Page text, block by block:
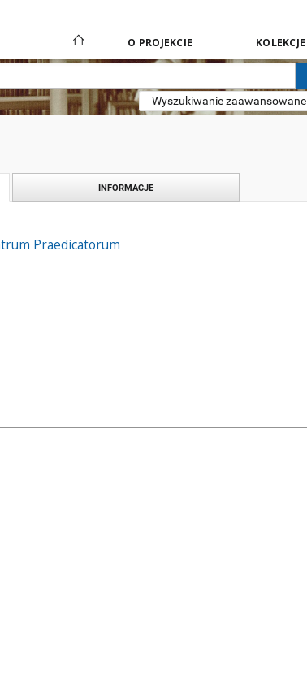
O PROJEKCIE KOLEKCJE
Wyszukiwanie zaawansowane
INFORMACJE
Praedicatorum